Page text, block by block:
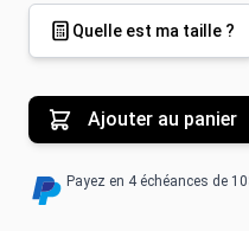
Quelle est ma taille ?
Ajouter au panier
Payez en 4 échéances de